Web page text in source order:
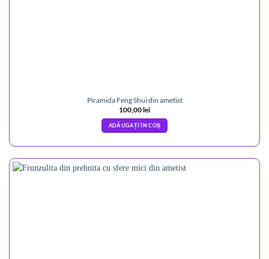
Piramida Feng Shui din ametist
100,00lei
ADĂUGAȚI ÎN COȘ